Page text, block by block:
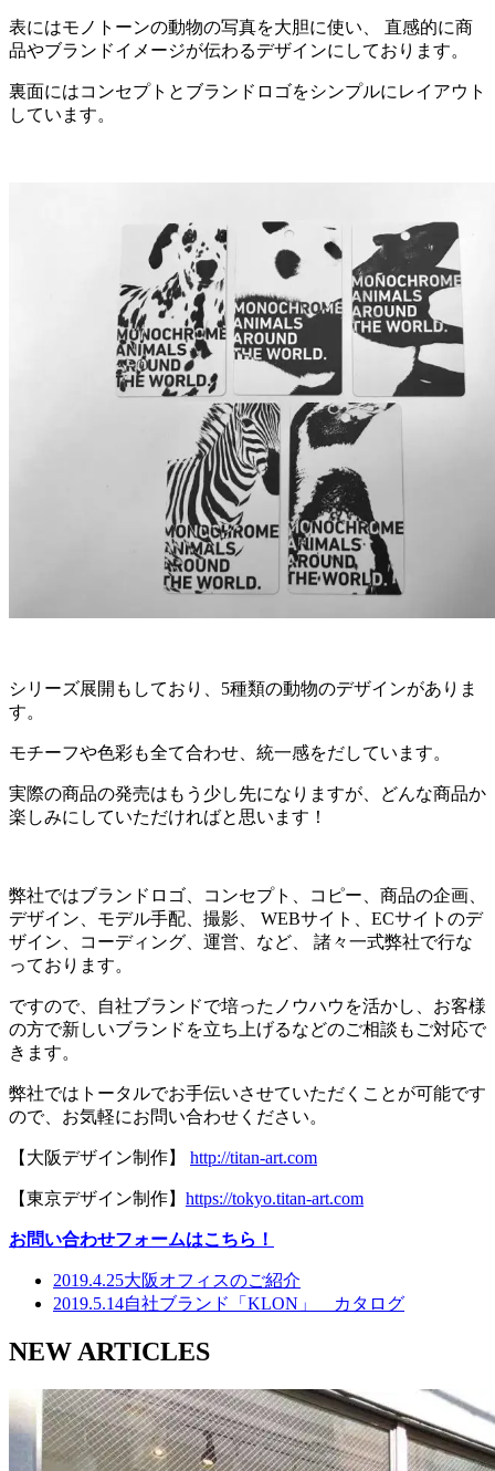
表にはモノトーンの動物の写真を大胆に使い、 直感的に商
品やブランドイメージが伝わるデザインにしております。
裏面にはコンセプトとブランドロゴをシンプルにレイアウト
しています。
シリーズ展開もしており、5種類の動物のデザインがありま
す。
モチーフや色彩も全て合わせ、統一感をだしています。
実際の商品の発売はもう少し先になりますが、どんな商品か
楽しみにしていただければと思います！
弊社ではブランドロゴ、コンセプト、コピー、商品の企画、
デザイン、モデル手配、撮影、 WEBサイト、ECサイトのデ
ザイン、コーディング、運営、など、 諸々一式弊社で行な
っております。
ですので、自社ブランドで培ったノウハウを活かし、お客様
の方で新しいブランドを立ち上げるなどのご相談もご対応で
きます。
弊社ではトータルでお手伝いさせていただくことが可能です
ので、お気軽にお問い合わせください。
【大阪デザイン制作】 http://titan-art.com
【東京デザイン制作】 https://tokyo.titan-art.com
お問い合わせフォームはこちら！
2019.4.25大阪オフィスのご紹介
2019.5.14自社ブランド「KLON」 カタログ
NEW ARTICLES